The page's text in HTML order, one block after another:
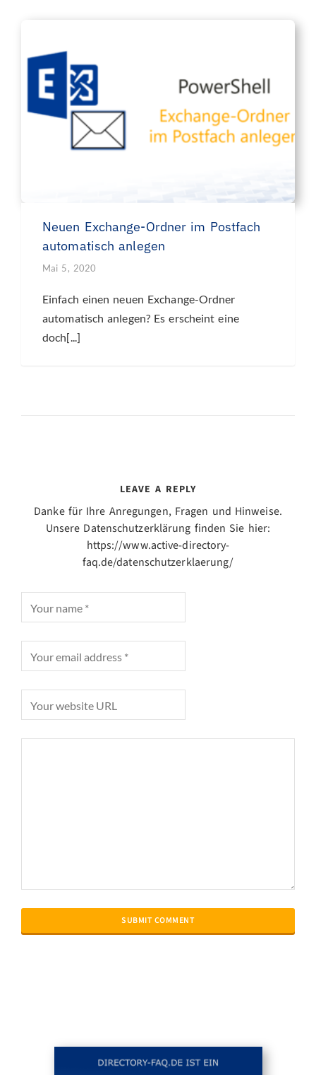
Neuen Exchange-Ordner im Postfach
automatisch anlegen
Mai 5, 2020
Einfach einen neuen Exchange-Ordner
automatisch anlegen? Es erscheint eine
doch[...]
LEAVE A REPLY
Danke für Ihre Anregungen, Fragen und Hinweise.
Unsere Datenschutzerklärung finden Sie hier:
https://www.active-directory-
faq.de/datenschutzerklaerung/